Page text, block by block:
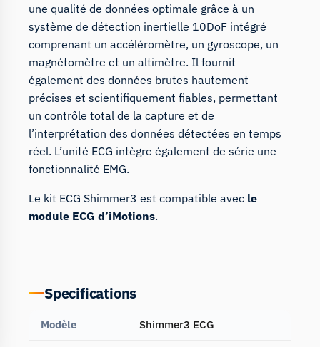
une qualité de données optimale grâce à un
système de détection inertielle 10DoF intégré
comprenant un accéléromètre, un gyroscope, un
magnétomètre et un altimètre. Il fournit
également des données brutes hautement
précises et scientifiquement fiables, permettant
un contrôle total de la capture et de
l’interprétation des données détectées en temps
réel. L’unité ECG intègre également de série une
fonctionnalité EMG.
Le kit ECG Shimmer3 est compatible avec le
module ECG d’iMotions.
Specifications
Modèle Shimmer3 ECG